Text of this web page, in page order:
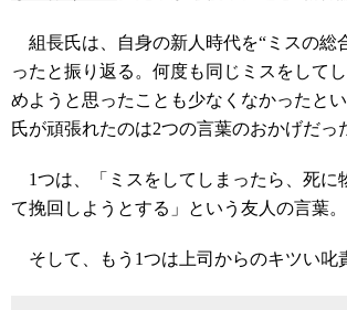
組長氏は、自身の新人時代を“ミスの総
ったと振り返る。何度も同じミスをして
めようと思ったことも少なくなかったと
氏が頑張れたのは2つの言葉のおかげだっ
1つは、「ミスをしてしまったら、死に
て挽回しようとする」という友人の言葉。
そして、もう1つは上司からのキツい叱